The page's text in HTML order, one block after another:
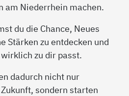
am Niederrhein machen.
du die Chance, Neues
Stärken zu entdecken und
zu dir passt.
dadurch nicht nur
sondern starten